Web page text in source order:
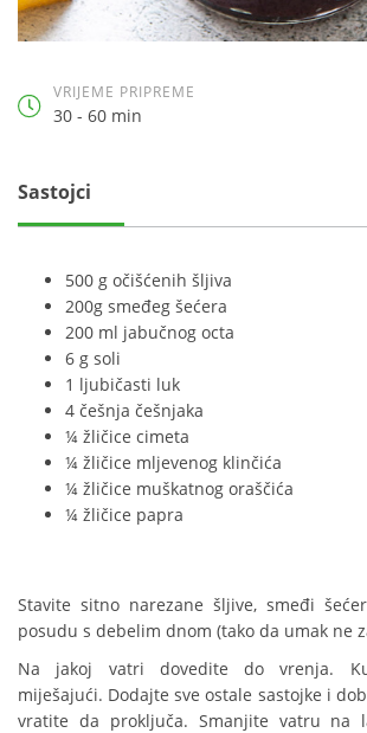
VRIJEME PRIPREME
30 - 60 min
Sastojci
500 g očišćenih šljiva
200g smeđeg šećera
200 ml jabučnog octa
6 g soli
1 ljubičasti luk
4 češnja češnjaka
¼ žličice cimeta
¼ žličice mljevenog klinčića
¼ žličice muškatnog oraščića
¼ žličice papra
Stavite sitno narezane šljive, smeđi
posudu s debelim dnom (tako da umak ne
Na jakoj vatri dovedite do vrenja.
miješajući. Dodajte sve ostale sastojke i
vratite da proključa. Smanjite vatru na